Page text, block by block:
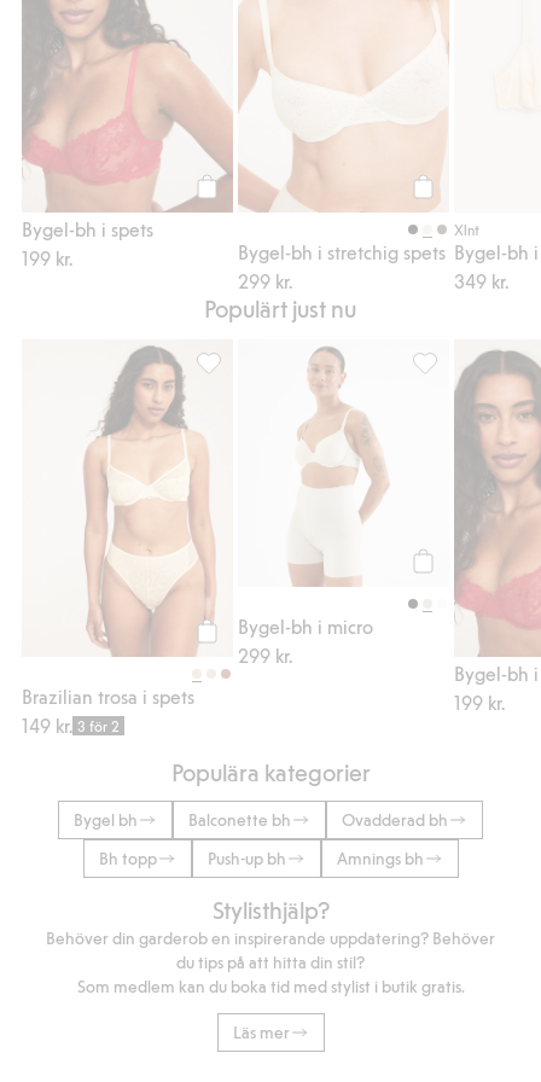
Köp
Bygel-bh i spets
199 kr.
Köp
Bygel-bh i stretchig spets
299 kr.
Xlnt
Bygel-bh
349 kr.
Populärt just nu
Köp
Brazilian trosa i spets
149 kr. 3 för 2
Brazilian trosa i spets, Lägg till i favoriter
Bygel-bh i micro
299 kr.
Bygel-bh i
Bygel-bh
199 kr.
Populära kategorier
Bygel bh Balconette bh
Ovadderad bh
Bh topp
Push-up bh Amnings bh
Stylisthjälp?
Behöver din garderob en inspirerande uppdatering? Behöver
du tips på att hitta din stil?
Som medlem kan du boka tid med stylist i butik gratis.
Läs mer